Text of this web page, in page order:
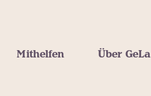
Mithelfen Über GeLa